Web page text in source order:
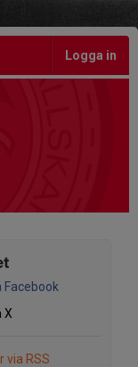
Logga in
Facebook
X
via RSS